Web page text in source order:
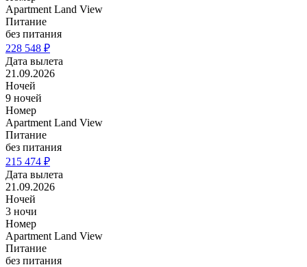
Apartment Land View
Питание
без питания
228 548 ₽
Дата вылета
21.09.2026
Ночей
9 ночей
Номер
Apartment Land View
Питание
без питания
215 474 ₽
Дата вылета
21.09.2026
Ночей
3 ночи
Номер
Apartment Land View
Питание
без питания